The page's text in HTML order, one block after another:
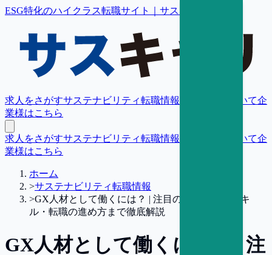
ESG特化のハイクラス転職サイト｜サスキャリ
求人をさがすサステナビリティ転職情報 転職支援について企
業様はこちら
求人をさがすサステナビリティ転職情報 転職支援について企
業様はこちら
ホーム
>サステナビリティ転職情報
>GX人材として働くには？ | 注目の職種・必要スキ
ル・転職の進め方まで徹底解説
GX人材として働くには？ | 注